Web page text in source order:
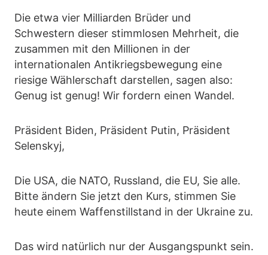
Die etwa vier Milliarden Brüder und
Schwestern dieser stimmlosen Mehrheit, die
zusammen mit den Millionen in der
internationalen Antikriegsbewegung eine
riesige Wählerschaft darstellen, sagen also:
Genug ist genug! Wir fordern einen Wandel.
Präsident Biden, Präsident Putin, Präsident
Selenskyj,
Die USA, die NATO, Russland, die EU, Sie alle.
Bitte ändern Sie jetzt den Kurs, stimmen Sie
heute einem Waffenstillstand in der Ukraine zu.
Das wird natürlich nur der Ausgangspunkt sein.